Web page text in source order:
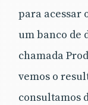
para acessar
um banco de
chamada
vemos o
consultamos